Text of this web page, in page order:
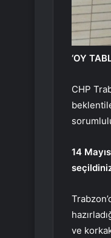
‘OY
CHP
14
ve